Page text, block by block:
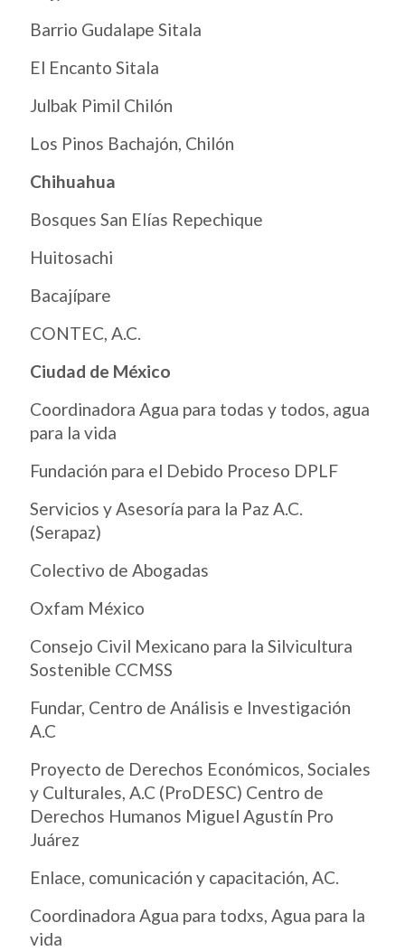
Barrio Gudalape Sitala
El Encanto Sitala
Julbak Pimil Chilón
Los Pinos Bachajón, Chilón
Chihuahua
Bosques San Elías Repechique
Huitosachi
Bacajípare
CONTEC, A.C.
Ciudad de México
Coordinadora Agua para todas y todos, agua
para la vida
Fundación para el Debido Proceso DPLF
Servicios y Asesoría para la Paz A.C.
(Serapaz)
Colectivo de Abogadas
Oxfam México
Consejo Civil Mexicano para la Silvicultura
Sostenible CCMSS
Fundar, Centro de Análisis e Investigación
A.C
Proyecto de Derechos Económicos, Sociales
y Culturales, A.C (ProDESC) Centro de
Derechos Humanos Miguel Agustín Pro
Juárez
Enlace, comunicación y capacitación, AC.
Coordinadora Agua para todxs, Agua para la
vida